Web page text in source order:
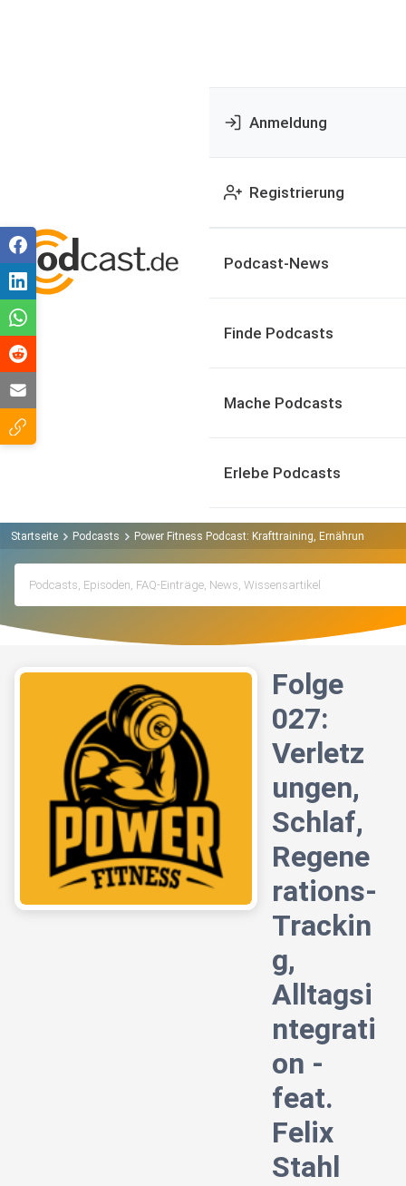
Anmeldung
Registrierung
Podcast-News
Finde Podcasts
Mache Podcasts
Erlebe Podcasts
Startseite Podcasts Power Fitness Podcast: Krafttraining, Ernährung,
Folge
027:
Verletz
ungen,
Schlaf,
Regene
rations-
Trackin
g,
Alltagsi
ntegrati
on -
feat.
Felix
Stahl